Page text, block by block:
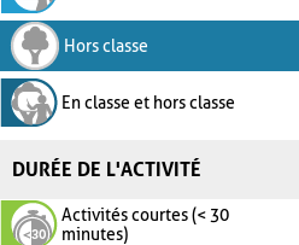
Hors classe
En classe et hors classe
DURÉE DE L'ACTIVITÉ
Activités courtes (< 30
minutes)